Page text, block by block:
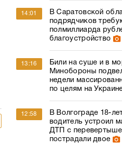
14:01
В Саратовской
подрядчиков
полмиллиарда
благоустройство
13:16
Били на суше и в
Минобороны
недели
по целям на
12:58
В Волгограде 18-
водитель устроил
ДТП с
пострадали двое